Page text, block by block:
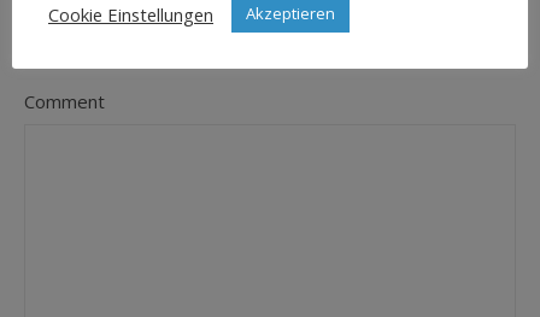
Comment
Cookie Einstellungen
Akzeptieren